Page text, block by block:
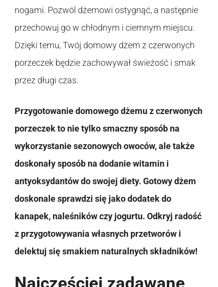
nogami. Pozwól dżemowi ostygnąć, a następnie
przechowuj go w chłodnym i ciemnym miejscu.
Dzięki temu, Twój domowy dżem z czerwonych
porzeczek będzie zachowywał świeżość i smak
przez długi czas.
Przygotowanie domowego dżemu z czerwonych
porzeczek to nie tylko smaczny sposób na
wykorzystanie sezonowych owoców, ale także
doskonały sposób na dodanie witamin i
antyoksydantów do swojej diety. Gotowy dżem
doskonale sprawdzi się jako dodatek do
kanapek, naleśników czy jogurtu. Odkryj radość
z przygotowywania własnych przetworów i
delektuj się smakiem naturalnych składników!